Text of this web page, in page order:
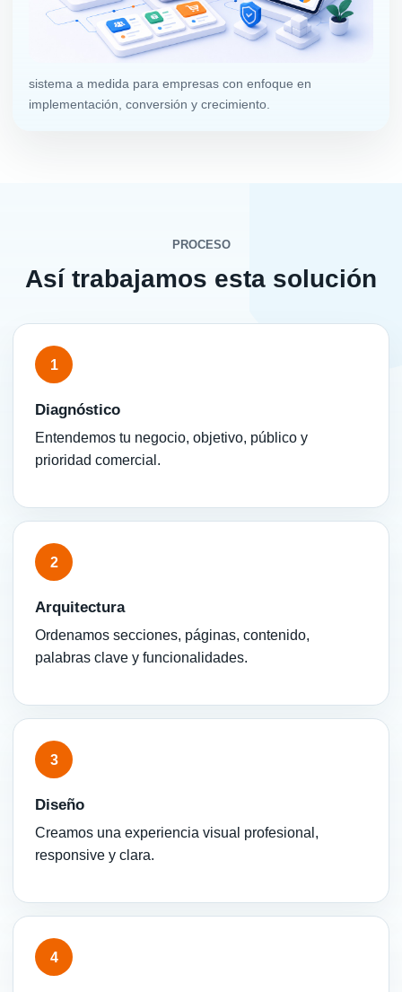
sistema a medida para empresas con enfoque en
implementación, conversión y crecimiento.
PROCESO
Así trabajamos esta solución
1
Diagnóstico
Entendemos tu negocio, objetivo, público y
prioridad comercial.
2
Arquitectura
Ordenamos secciones, páginas, contenido,
palabras clave y funcionalidades.
3
Diseño
Creamos una experiencia visual profesional,
responsive y clara.
4